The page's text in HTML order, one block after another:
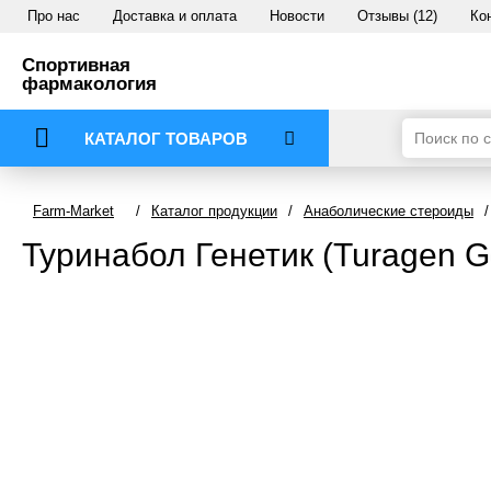
Про нас Доставка и оплата Новости Отзывы (12)
Спортивная
фармакология
КАТАЛОГ ТОВАРОВ
Farm-Market / Каталог продукции / Анаболические стероиды /
Туринабол Генетик (Turagen